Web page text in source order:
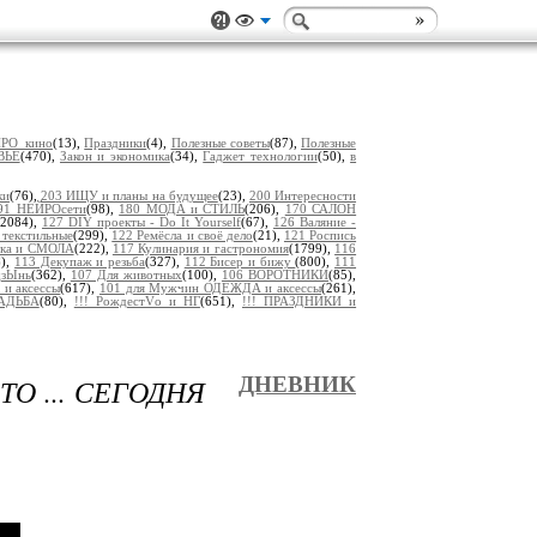
(13),Праздники(4), Полезные советы(87), Полезные
(470),Закон и экономика(34),Гаджет технологии(50),в
(76),203 ИЩУ и планы на будущее(23), 200 Интересности
НЕЙРОсети(98), 180 МОДА и СТИЛЬ(206),
170 САЛОН
127 DIY проекты - Do It Yourself(67), 126 Валяние -
(299), 122 Ремёсла и своё дело(21), 121 Роспись
и СМОЛА(222), 117 Кулинария и гастрономия(1799), 116
113 Декупаж и резьба(327), 112 Бисер и бижу(800), 111
(362), 107 Для животных(100), 106 ВОРОТНИКИ(85),
аксессы(617), 101 для Мужчин ОДЕЖДА и аксессы(261),
(80), !!! РождестVо и НГ(651), !!! ПРАЗДНИКИ и
... СЕГОДНЯ
ДНЕВНИК